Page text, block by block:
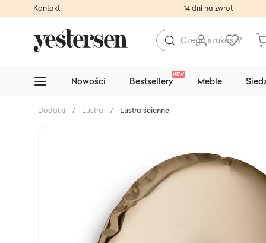
Kontakt 14 dni na zwrot
Nowości Bestsellery
NEW
Meble
Dodatki / Lustra / Lustra ścienne